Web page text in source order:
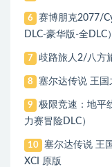
6
赛博朋克2077/
DLC-豪华版-全DLC）
7 歧路旅人2/八方
8 塞尔达传说 王国
9
极限竞速：地平
力赛冒险DLC）
10
塞尔达传说 王
XCI 原版